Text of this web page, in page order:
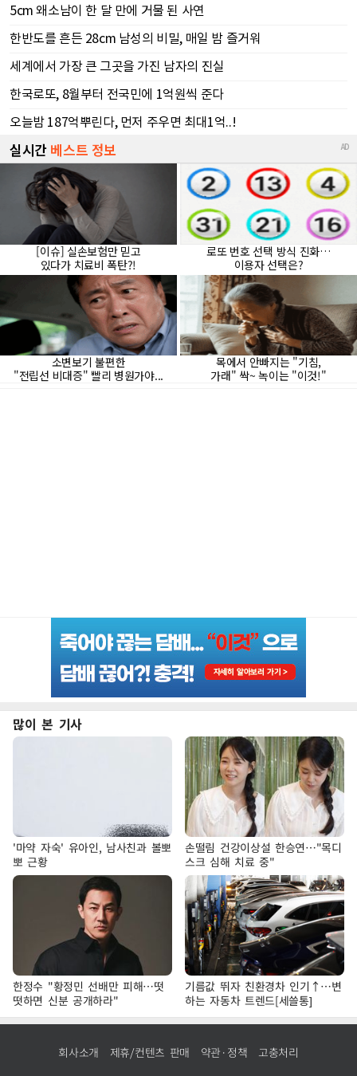
많이 본 기사
'마약 자숙' 유아인, 남사친과 볼뽀
뽀 근황
손떨림 건강이상설 한승연…"목디
스크 심해 치료 중"
한정수 "황정민 선배만 피해…떳
떳하면 신분 공개하라"
기름값 뛰자 친환경차 인기↑…변
하는 자동차 트렌드[세쓸통]
회사소개 제휴/컨텐츠 판매 약관·정책 고충처리